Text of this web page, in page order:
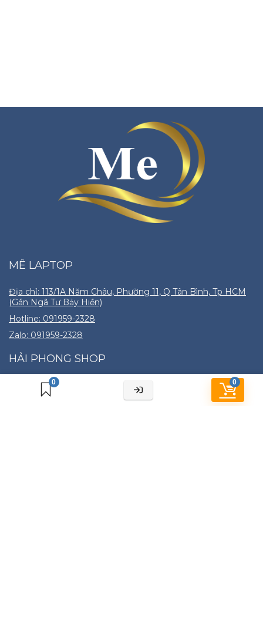
0 0
MÊ LAPTOP
Địa chỉ: 113/1A Năm Châu, Phường 11, Q Tân Bình, Tp HCM
(Gần Ngã Tư Bảy Hiền)
Hotline: 091959-2328
Zalo: 091959-2328
HẢI PHONG SHOP
Cửa hàng